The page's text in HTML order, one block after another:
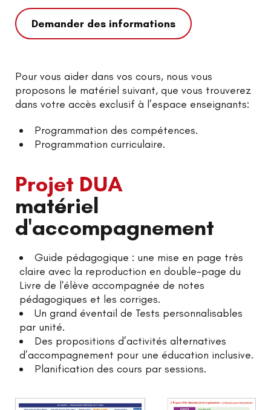
Demander des informations
Pour vous aider dans vos cours, nous vous
proposons le matériel suivant, que vous trouverez
dans votre accès exclusif à l’espace enseignants:
Programmation des compétences.
Programmation curriculaire.
Projet DUA
matériel
d'accompagnement
Guide pédagogique : une mise en page très
claire avec la reproduction en double-page du
Livre de l'élève accompagnée de notes
pédagogiques et les corriges.
Un grand éventail de Tests personnalisables
par unité.
Des propositions d’activités alternatives
d’accompagnement pour une éducation inclusive.
Planification des cours par sessions.